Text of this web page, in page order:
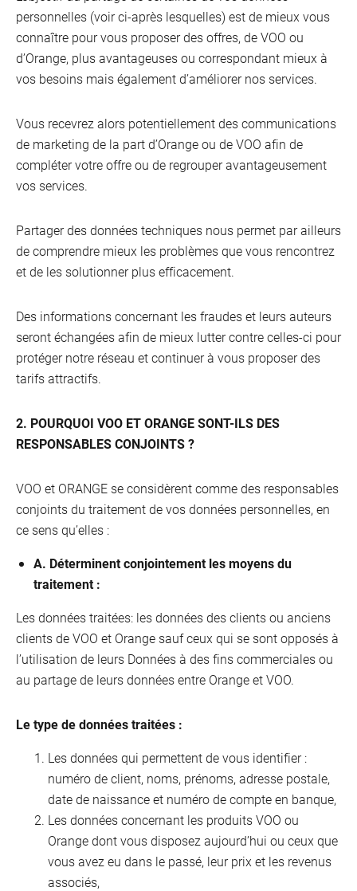
personnelles (voir ci-après lesquelles) est de mieux vous
connaître pour vous proposer des offres, de VOO ou
d’Orange, plus avantageuses ou correspondant mieux à
vos besoins mais également d’améliorer nos services.
Vous recevrez alors potentiellement des communications
de marketing de la part d’Orange ou de VOO afin de
compléter votre offre ou de regrouper avantageusement
vos services.
Partager des données techniques nous permet par ailleurs
de comprendre mieux les problèmes que vous rencontrez
et de les solutionner plus efficacement.
Des informations concernant les fraudes et leurs auteurs
seront échangées afin de mieux lutter contre celles-ci pour
protéger notre réseau et continuer à vous proposer des
tarifs attractifs.
2. POURQUOI VOO ET ORANGE SONT-ILS DES
RESPONSABLES CONJOINTS ?
VOO et ORANGE se considèrent comme des responsables
conjoints du traitement de vos données personnelles, en
ce sens qu’elles :
A. Déterminent conjointement les moyens du
traitement :
Les données traitées: les données des clients ou anciens
clients de VOO et Orange sauf ceux qui se sont opposés à
l’utilisation de leurs Données à des fins commerciales ou
au partage de leurs données entre Orange et VOO.
Le type de données traitées :
Les données qui permettent de vous identifier :
numéro de client, noms, prénoms, adresse postale,
date de naissance et numéro de compte en banque,
Les données concernant les produits VOO ou
Orange dont vous disposez aujourd’hui ou ceux que
vous avez eu dans le passé, leur prix et les revenus
associés,